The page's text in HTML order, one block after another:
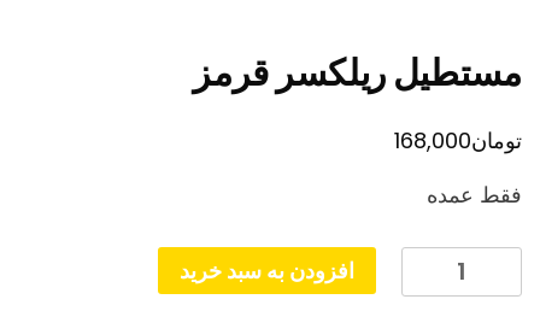
مستطیل ریلکسر قرمز
تومان168,000
فقط عمده
مستطیل
ریلکسر
افزودن به سبد خرید